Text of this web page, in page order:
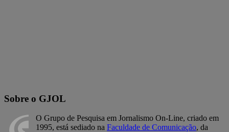
Sobre o GJOL
O Grupo de Pesquisa em Jornalismo On-Line, criado em
1995, está sediado na Faculdade de Comunicação, da